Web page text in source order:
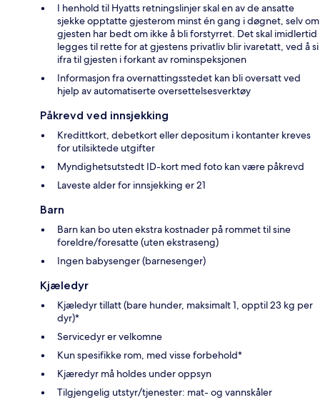
I henhold til Hyatts retningslinjer skal en av de ansatte
sjekke opptatte gjesterom minst én gang i døgnet, selv om
gjesten har bedt om ikke å bli forstyrret. Det skal imidlertid
legges til rette for at gjestens privatliv blir ivaretatt, ved å si
ifra til gjesten i forkant av rominspeksjonen
Informasjon fra overnattingsstedet kan bli oversatt ved
hjelp av automatiserte oversettelsesverktøy
Påkrevd ved innsjekking
Kredittkort, debetkort eller depositum i kontanter kreves
for utilsiktede utgifter
Myndighetsutstedt ID-kort med foto kan være påkrevd
Laveste alder for innsjekking er 21
Barn
Barn kan bo uten ekstra kostnader på rommet til sine
foreldre/foresatte (uten ekstraseng)
Ingen babysenger (barnesenger)
Kjæledyr
Kjæledyr tillatt (bare hunder, maksimalt 1, opptil 23 kg per
dyr)*
Servicedyr er velkomne
Kun spesifikke rom, med visse forbehold*
Kjæredyr må holdes under oppsyn
Tilgjengelig utstyr/tjenester: mat- og vannskåler